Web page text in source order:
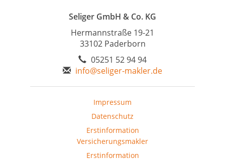
Seliger GmbH & Co. KG
Hermannstraße 19-21
33102 Paderborn
05251 52 94 94
info@seliger-makler.de
Impressum
Datenschutz
Erstinformation
Versicherungsmakler
Erstinformation